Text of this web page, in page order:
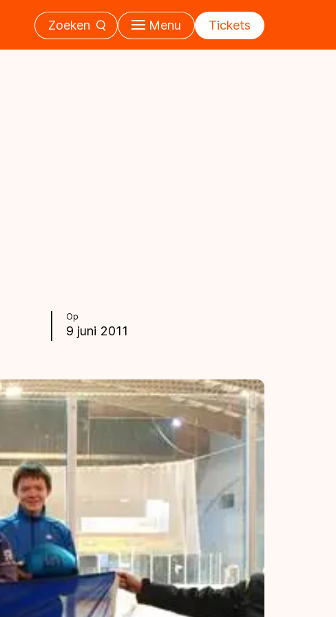
Zoeken Menu Tickets
Op
9 juni 2011